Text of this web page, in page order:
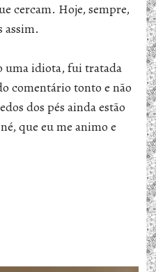
cercam. Hoje, sempre,
assim.
uma idiota, fui tratada
comentário tonto e não
dos pés ainda estão
que eu me animo e